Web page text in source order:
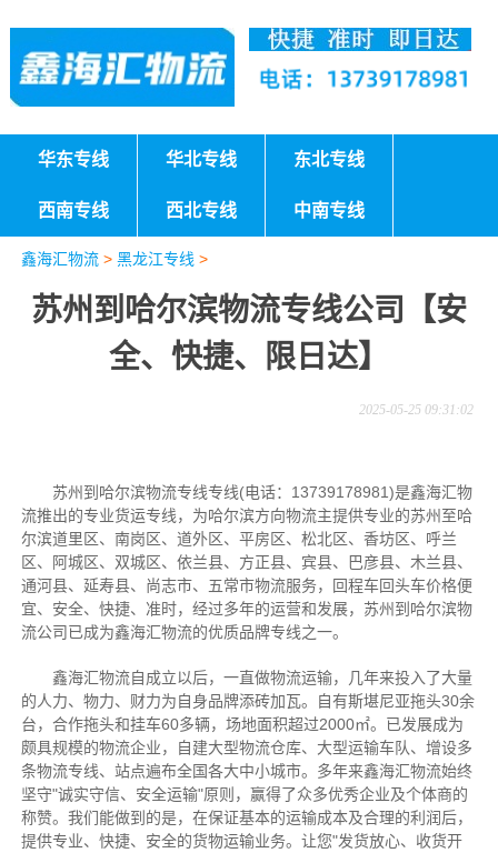
华东专线 华北专线 东北专线
西南专线 西北专线 中南专线
鑫海汇物流> 黑龙江专线 >
苏州到哈尔滨物流专线公司【安
全、快捷、限日达】
2025-05-25 09:31:02
苏州到哈尔滨物流专线专线(电话：13739178981)是鑫海汇物
流推出的专业货运专线，为哈尔滨方向物流主提供专业的苏州至哈
尔滨道里区、南岗区、道外区、平房区、松北区、香坊区、呼兰
区、阿城区、双城区、依兰县、方正县、宾县、巴彦县、木兰县、
通河县、延寿县、尚志市、五常市物流服务，回程车回头车价格便
宜、安全、快捷、准时，经过多年的运营和发展，苏州到哈尔滨物
流公司已成为鑫海汇物流的优质品牌专线之一。
鑫海汇物流自成立以后，一直做物流运输，几年来投入了大量
的人力、物力、财力为自身品牌添砖加瓦。自有斯堪尼亚拖头30余
台，合作拖头和挂车60多辆，场地面积超过2000㎡。已发展成为
颇具规模的物流企业，自建大型物流仓库、大型运输车队、增设多
条物流专线、站点遍布全国各大中小城市。多年来鑫海汇物流始终
坚守"诚实守信、安全运输"原则，赢得了众多优秀企业及个体商的
称赞。我们能做到的是，在保证基本的运输成本及合理的利润后，
提供专业、快捷、安全的货物运输业务。让您"发货放心、收货开